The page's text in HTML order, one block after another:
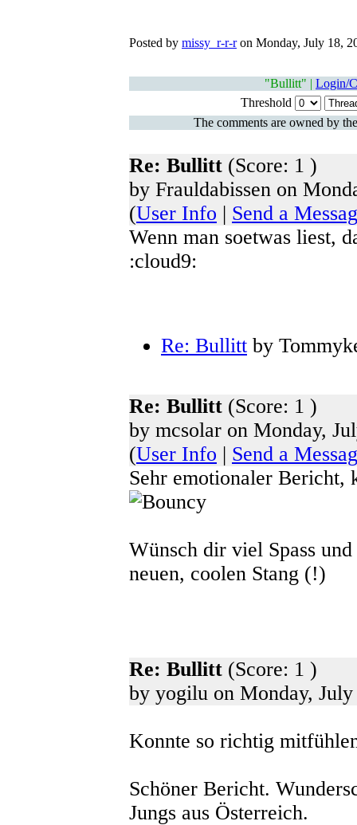
Posted by missy_r-r-ron Monday, July 18,
"Bullitt" | Login/
Threshold
The comments are owned by
Re: Bullitt (Score: 1 )
by Frauldabissen on
(User Info | Send a
Wenn man soetwas liest,
:cloud9:
Re: Bullitt by
Re: Bullitt (Score: 1 )
by mcsolar on Monday,
(User Info | Send a
Sehr emotionaler
Wünsch dir viel Spass
neuen, coolen Stang (!)
Re: Bullitt (Score: 1 )
by yogilu on Monday,
Konnte so richtig
Schöner Bericht.
Jungs aus Österreich.